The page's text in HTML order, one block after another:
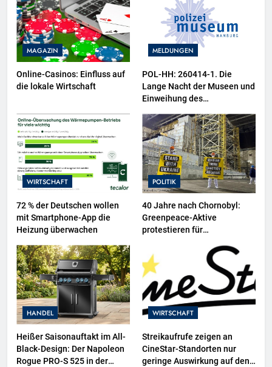
MAGAZIN
Online-Casinos: Einfluss auf
die lokale Wirtschaft
MELDUNGEN
POL-HH: 260414-1. Die
Lange Nacht der Museen und
Einweihung des
sowie neuer
Ausstellungsbereiche im
Polizeimuseum Hamburg
WIRTSCHAFT
72 % der Deutschen wollen
mit Smartphone-App die
Heizung überwachen
POLITIK
40 Jahre nach Chornobyl:
Greenpeace-Aktive
protestieren für
Wiederaufbau der zerstörten
Schutzhülle / Greenpeace-
Report dokumentiert Folgen
des russischen
Drohnenangriffs
HANDEL
Heißer Saisonauftakt im All-
Black-Design: Der Napoleon
Rogue PRO-S 525 in der
WIRTSCHAFT
Streikaufrufe zeigen an
CineStar-Standorten nur
geringe Auswirkung auf den